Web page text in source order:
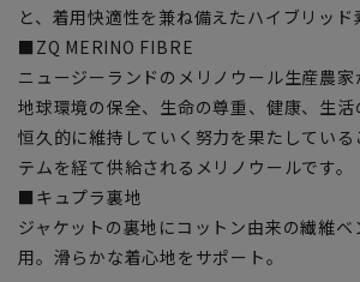
と、着用快適性を兼ね備えたハイブリッド
■ZQ MERINO FIBRE
ニュージーランドのメリノウール生産農家
地球環境の保全、生命の尊重、健康、生
恒久的に維持していく努力を果たしてい
テムを経て供給されるメリノウールです。
■キュプラ裏地
ジャケットの裏地にコットン由来の繊維
用。滑らかな着心地をサポート。